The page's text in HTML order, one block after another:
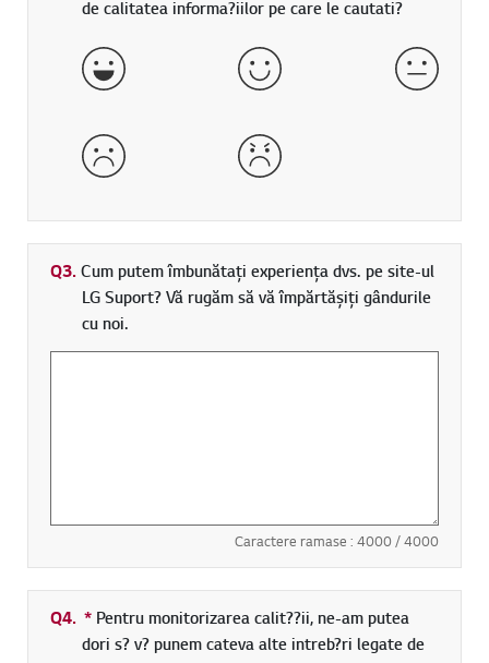
de calitatea informa?iilor pe care le cautati?
Foarte Satisfacut Satisfacut Nici
Nesatisfacut Foarte Nesatisfacut
Q3.Cum putem îmbunătați experiența dvs. pe site-ul
LG Suport? Vă rugăm să vă împărtășiți gândurile
cu noi.
Caractere ramase : 4000/ 4000
Q4. * Camp obligatoriu
Pentru monitorizarea calit??ii, ne-am putea
dori s? v? punem cateva alte intreb?ri legate de